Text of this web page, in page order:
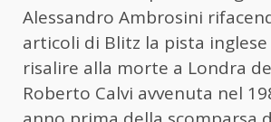
Alessandro Ambrosini
articoli di Blitz la pista inglese
risalire alla morte a Londra
Roberto Calvi avvenuta nel